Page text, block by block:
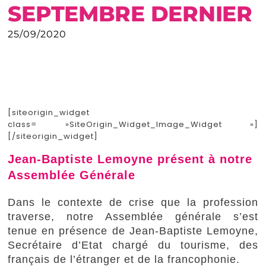
SEPTEMBRE DERNIER
25/09/2020
[siteorigin_widget
class= »SiteOrigin_Widget_Image_Widget »]
[/siteorigin_widget]
Jean-Baptiste Lemoyne présent à notre
Assemblée Générale
Dans le contexte de crise que la profession
traverse, notre Assemblée générale s’est
tenue en présence de Jean-Baptiste Lemoyne,
Secrétaire d’Etat chargé du tourisme, des
français de l’étranger et de la francophonie.